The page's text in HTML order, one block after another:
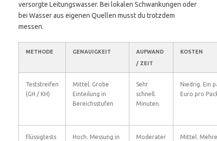
versorgte Leitungswasser. Bei lokalen Schwankungen oder
bei Wasser aus eigenen Quellen musst du trotzdem
messen.
METHODE GENAUIGKEIT
AUFWAND
/ ZEIT
KOSTEN
Teststreifen
(GH / KH)
Mittel. Grobe
Einteilung in
Bereichsstufen
Sehr
schnell.
Minuten.
Niedrig. Ein
Euro pro
Flüssigtests
Hoch. Messung in
Moderater
Mittel.